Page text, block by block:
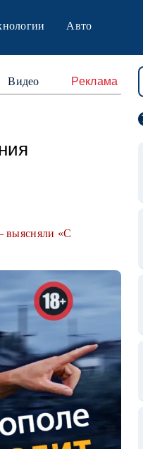
Авто
Видео Реклама
выясняли «С